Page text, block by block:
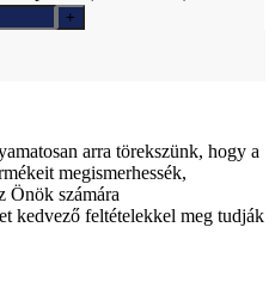
arra törekszünk, hogy a
megismerhessék,
Önök számára
kedvező feltételekkel meg tudják